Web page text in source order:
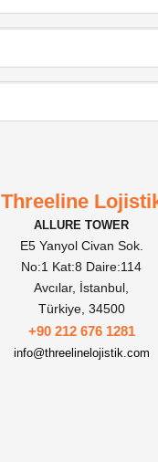
Threeline
ALLURE TOWER
E5 Yanyol Civan Sok.
No:1 Kat:8 Daire:114
Avcılar, İstanbul,
Türkiye, 34500
+90 212 676 1281
info@threelinelojistik.com